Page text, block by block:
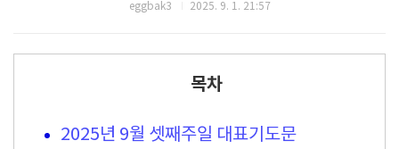
eggbak3 2025. 9. 1. 21:57
목차
2025년 9월 셋째주일 대표기도문